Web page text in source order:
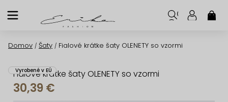
na
Domov / Šaty / Fialové krátke šaty OLENETY so vzormi
Fialové krátke šaty OLENETY so vzormi
Vyrobené v EÚ
30,39 €